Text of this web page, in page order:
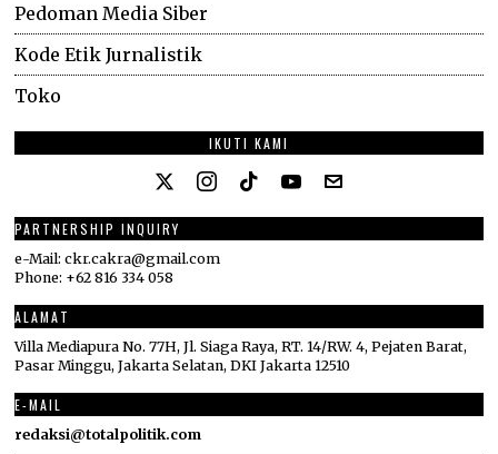
Pedoman Media Siber
Kode Etik Jurnalistik
Toko
IKUTI KAMI
PARTNERSHIP INQUIRY
e-Mail: ckr.cakra@gmail.com
Phone: +62 816 334 058
ALAMAT
Villa Mediapura No. 77H, Jl. Siaga Raya, RT. 14/RW. 4, Pejaten Barat,
Pasar Minggu, Jakarta Selatan, DKI Jakarta 12510
E-MAIL
redaksi@totalpolitik.com